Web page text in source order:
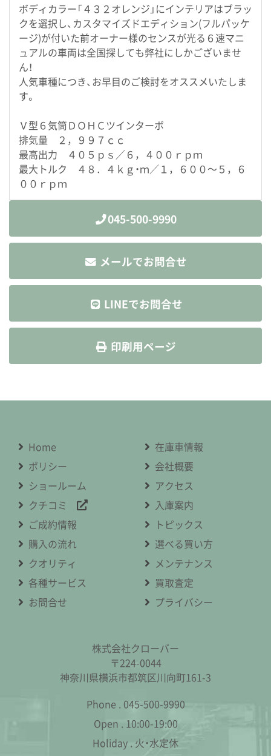
ボディカラー「４３２オレンジ」にインテリアはブラッ
クを選択し、カスタマイズドエディション(フルパッケ
ージ)が付いた前オーナー様のセンスが光る６速マニ
ュアルの車両は全国探しても弊社にしかございませ
ん！
人気車種につき、お早目のご検討をオススメいたしま
す。
Ｖ型６気筒ＤＯＨＣツインターボ
排気量 ２，９９７ｃｃ
最高出力 ４０５ｐｓ／６，４００ｒｐｍ
最大トルク ４８．４ｋｇ・ｍ／１，６００～５，６
００ｒｐｍ
045-500-9990
メールでお問合せ
LINEでお問合せ
印刷用ページ
Home
在庫車情報
ポリシー
会社概要
ショールーム
アクセス
クチコミ
入庫案内
ご成約情報
トピックス
購入の流れ
選べる買い方
クオリティ
メンテナンス
各種サービス
買取査定
お問合せ
プライバシー
株式会社クローバー
〒224-0044
神奈川県横浜市都筑区川向町161-3
Phone . 045-500-9990
Open . 10:00-19:00
Holiday . 火・水定休